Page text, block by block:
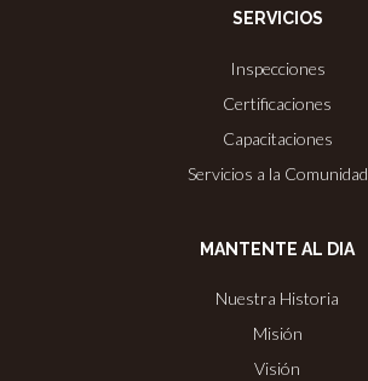
SERVICIOS
Inspecciones
Certificaciones
Capacitaciones
Servicios a la Comunidad
MANTENTE AL DIA
Nuestra Historia
Misión
Visión